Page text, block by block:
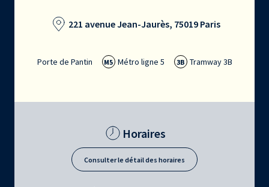
221 avenue Jean-Jaurès, 75019 Paris
Porte de Pantin M5 Métro ligne 5 3B Tramway 3B
Horaires
Consulter le détail des horaires